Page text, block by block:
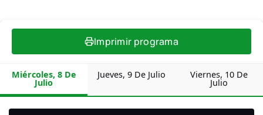
Imprimir programa
Miércoles, 8 De
Julio
Jueves, 9 De Julio Viernes, 10 De
Julio